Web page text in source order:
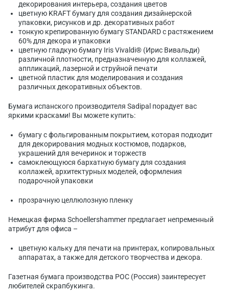
декорирования интерьера, создания цветов
цветную KRAFT бумагу для создания дизайнерской
упаковки, рисунков и др. декоративных работ
тонкую крепированную бумагу STANDARD с растяжением
60% для декора и упаковки
цветную гладкую бумагу Iris Vivaldi® (Ирис Вивальди)
различной плотности, предназначенную для коллажей,
аппликаций, лазерной и струйной печати
цветной пластик для моделирования и создания
различных декоративных объектов.
Бумага испанского производителя Sadipal порадует вас
яркими красками! Вы можете купить:
бумагу с фольгированным покрытием, которая подходит
для декорирования модных костюмов, подарков,
украшений для вечеринок и торжеств
самоклеющуюся бархатную бумагу для создания
коллажей, архитектурных моделей, оформления
подарочной упаковки
прозрачную целлюлозную пленку
Немецкая фирма Schoellershammer предлагает непременный
атрибут для офиса –
цветную кальку для печати на принтерах, копировальных
аппаратах, а также для детского творчества и декора.
Газетная бумага производства POC (Россия) заинтересует
любителей скрапбукинга.